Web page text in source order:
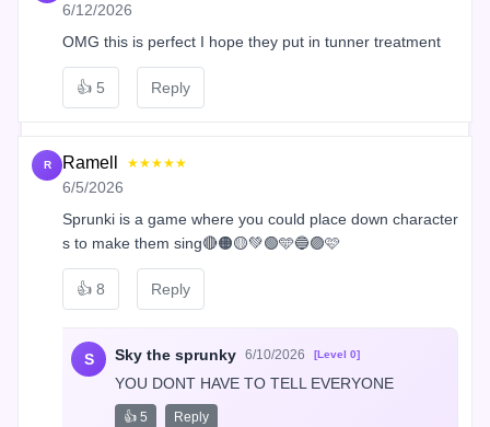
6/12/2026
OMG this is perfect I hope they put in tunner treatment
👍 5 Reply
R Ramell ★★★★★
6/5/2026
Sprunki is a game where you could place down character
s to make them sing🔴🟠🟡💚🟢🩵🔵🟣🩷
👍 8 Reply
S Sky the sprunky 6/10/2026 [Level 0]
YOU DONT HAVE TO TELL EVERYONE
👍 5 Reply